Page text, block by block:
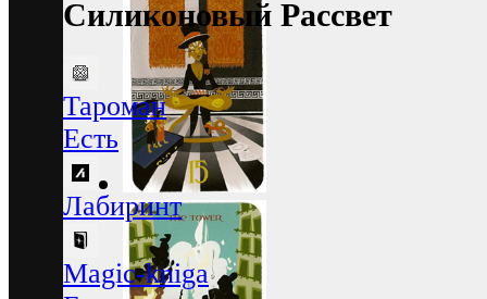
Силиконовый Рассвет
Тароман
Есть
Лабиринт
Magic-kniga